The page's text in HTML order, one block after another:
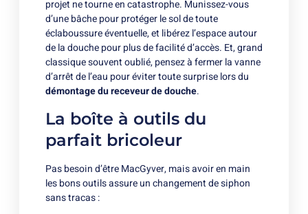
projet ne tourne en catastrophe. Munissez-vous
d’une bâche pour protéger le sol de toute
éclaboussure éventuelle, et libérez l’espace autour
de la douche pour plus de facilité d’accès. Et, grand
classique souvent oublié, pensez à fermer la vanne
d’arrêt de l’eau pour éviter toute surprise lors du
démontage du receveur de douche.
La boîte à outils du
parfait bricoleur
Pas besoin d’être MacGyver, mais avoir en main
les bons outils assure un changement de siphon
sans tracas :